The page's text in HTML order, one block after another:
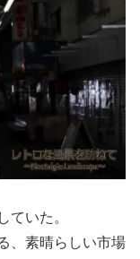
ていた。
、素晴らしい市場